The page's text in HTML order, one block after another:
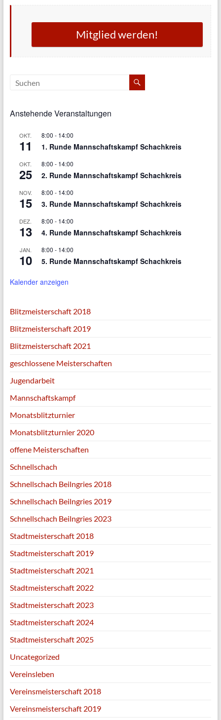
Mitglied werden!
Anstehende Veranstaltungen
OKT.
11
8:00 - 14:00
1. Runde Mannschaftskampf Schachkreis
OKT.
25
8:00 - 14:00
2. Runde Mannschaftskampf Schachkreis
NOV.
15
8:00 - 14:00
3. Runde Mannschaftskampf Schachkreis
DEZ.
13
8:00 - 14:00
4. Runde Mannschaftskampf Schachkreis
JAN.
10
8:00 - 14:00
5. Runde Mannschaftskampf Schachkreis
Kalender anzeigen
Blitzmeisterschaft 2018
Blitzmeisterschaft 2019
Blitzmeisterschaft 2021
geschlossene Meisterschaften
Jugendarbeit
Mannschaftskampf
Monatsblitzturnier
Monatsblitzturnier 2020
offene Meisterschaften
Schnellschach
Schnellschach Beilngries 2018
Schnellschach Beilngries 2019
Schnellschach Beilngries 2023
Stadtmeisterschaft 2018
Stadtmeisterschaft 2019
Stadtmeisterschaft 2021
Stadtmeisterschaft 2022
Stadtmeisterschaft 2023
Stadtmeisterschaft 2024
Stadtmeisterschaft 2025
Uncategorized
Vereinsleben
Vereinsmeisterschaft 2018
Vereinsmeisterschaft 2019